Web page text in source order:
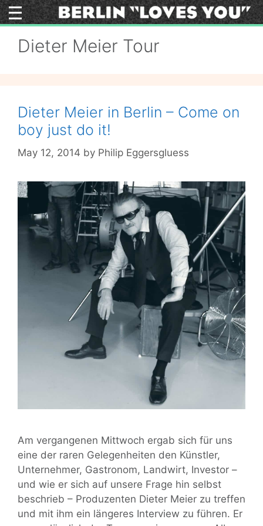
Skip
to
Dieter Meier Tour
Dieter Meier in Berlin – Come on
boy just do it!
May 12, 2014 by Philip Eggersgluess
Am vergangenen Mittwoch ergab sich für uns
eine der raren Gelegenheiten den Künstler,
Unternehmer, Gastronom, Landwirt, Investor –
und wie er sich auf unsere Frage hin selbst
beschrieb – Produzenten Dieter Meier zu treffen
und mit ihm ein längeres Interview zu führen. Er